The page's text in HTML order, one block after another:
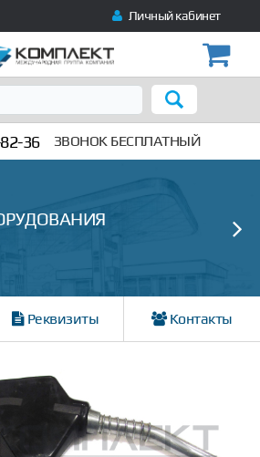
Личный кабинет
36 ЗВОНОК БЕСПЛАТНЫЙ
Реквизиты Контакты